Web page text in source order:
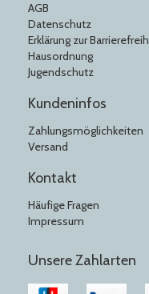
AGB
Datenschutz
Erklärung zur
Hausordnung
Jugendschutz
Kundeninfos
Zahlungsmöglichkeiten
Versand
Kontakt
Häufige Fragen
Impressum
Unsere Zahlarten